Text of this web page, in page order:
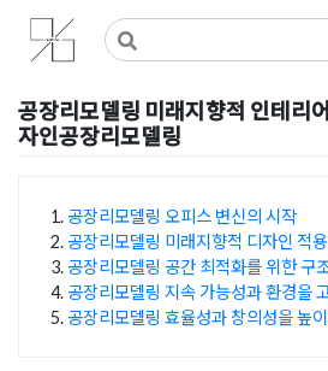
Skip
content
사무실인테리어 디자인 공사 비용견적
사무실인테리어 916
공장리모델링 미래지향적 인테리
자인공장리모델링
목차
공장리모델링 오피스 변신의 시작
공장리모델링 미래지향적 디자인 적
공장리모델링 공간 최적화를 위한 구
공장리모델링 지속 가능성과 환경을
공장리모델링 효율성과 창의성을 높